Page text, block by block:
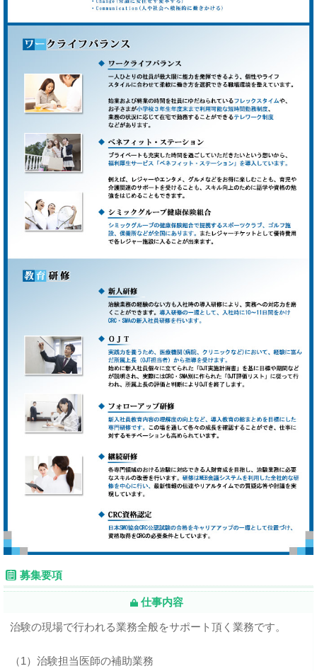
募集要項
仕事内容
治験の現場で行われる業務全般をサポート頂く業務です。
（1）治験担当医師の補助業務